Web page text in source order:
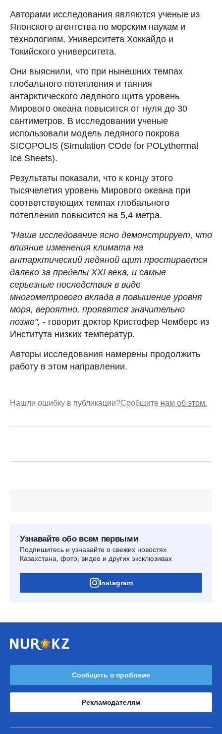
Авторами исследования являются ученые из
Японского агентства по морским наукам и
технологиям, Университета Хоккайдо и
Токийского университета.
Они выяснили, что при нынешних темпах
глобального потепления и таяния
антарктического ледяного щита уровень
Мирового океана повысится от нуля до 30
сантиметров. В исследовании ученые
использовали модель ледяного покрова
SICOPOLIS (SImulation COde for POLythermal
Ice Sheets).
Результаты показали, что к концу этого
тысячелетия уровень Мирового океана при
соответствующих темпах глобального
потепления повысится на 5,4 метра.
"Наше исследование ясно демонстрирует, что
влияние изменения климата на
антарктический ледяной щит простирается
далеко за пределы XXI века, и самые
серьезные последствия в виде
многометрового вклада в повышение уровня
моря, вероятно, проявятся значительно
позже", - говорит доктор Кристофер Чемберс из
Института низких температур.
Авторы исследования намерены продолжить
работу в этом направлении.
Нашли ошибку в публикации?Сообщите нам об этом.
Узнавайте обо всем первыми
Подпишитесь и узнавайте о свежих новостях
Казахстана, фото, видео и других эксклюзивах
Instagram
Сообщить о проблеме
Рекламодателям